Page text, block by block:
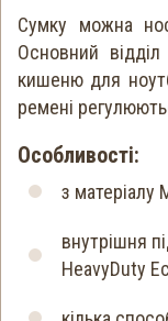
Сумку можна
Основний
кишеню для
ремені
Особливості:
з
внутрішня
HeavyDuty